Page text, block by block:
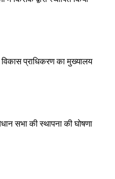
प्राधिकरण का मुख्यालय
सभा की स्थापना की घोषणा